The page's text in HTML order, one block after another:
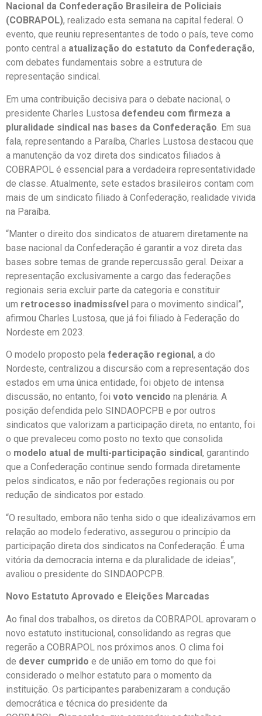
Nacional da Confederação Brasileira de Policiais
(COBRAPOL), realizado esta semana na capital federal. O
evento, que reuniu representantes de todo o país, teve como
ponto central a atualização do estatuto da Confederação,
com debates fundamentais sobre a estrutura de
representação sindical.
Em uma contribuição decisiva para o debate nacional, o
presidente Charles Lustosa defendeu com firmeza a
pluralidade sindical nas bases da Confederação . Em sua
fala, representando a Paraíba, Charles Lustosa destacou que
a manutenção da voz direta dos sindicatos filiados à
COBRAPOL é essencial para a verdadeira representatividade
de classe. Atualmente, sete estados brasileiros contam com
mais de um sindicato filiado à Confederação, realidade vivida
na Paraíba.
“Manter o direito dos sindicatos de atuarem diretamente na
base nacional da Confederação é garantir a voz direta das
bases sobre temas de grande repercussão geral. Deixar a
representação exclusivamente a cargo das federações
regionais seria excluir parte da categoria e constituir
um retrocesso inadmissível para o movimento sindical”,
afirmou Charles Lustosa, que já foi filiado à Federação do
Nordeste em 2023.
O modelo proposto pela federação regional , a do
Nordeste, centralizou a discursão com a representação dos
estados em uma única entidade, foi objeto de intensa
discussão, no entanto, foi voto vencido na plenária. A
posição defendida pelo SINDAOPCPB e por outros
sindicatos que valorizam a participação direta, no entanto, foi
o que prevaleceu como posto no texto que consolida
o modelo atual de multi-participação sindical , garantindo
que a Confederação continue sendo formada diretamente
pelos sindicatos, e não por federações regionais ou por
redução de sindicatos por estado.
“O resultado, embora não tenha sido o que idealizávamos em
relação ao modelo federativo, assegurou o princípio da
participação direta dos sindicatos na Confederação. É uma
vitória da democracia interna e da pluralidade de ideias”,
avaliou o presidente do SINDAOPCPB.
Novo Estatuto Aprovado e Eleições Marcadas
Ao final dos trabalhos, os diretos da COBRAPOL aprovaram o
novo estatuto institucional, consolidando as regras que
regerão a COBRAPOL nos próximos anos. O clima foi
de dever cumprido e de união em torno do que foi
considerado o melhor estatuto para o momento da
instituição. Os participantes parabenizaram a condução
democrática e técnica do presidente da